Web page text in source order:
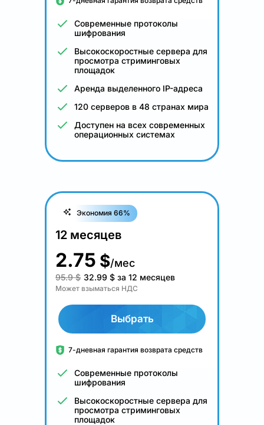
Современные протоколы
шифрования
Высокоскоростные сервера для
просмотра стриминговых
площадок
Аренда выделенного IP-адреса
120 серверов в 48 странах мира
Доступен на всех современных
операционных системах
Экономия 66%
12 месяцев
2.75 $/мес
95.9 $ 32.99 $ за 12 месяцев
Может взыматься НДС
Выбрать
7-дневная гарантия возврата средств
Современные протоколы
шифрования
Высокоскоростные сервера для
просмотра стриминговых
площадок